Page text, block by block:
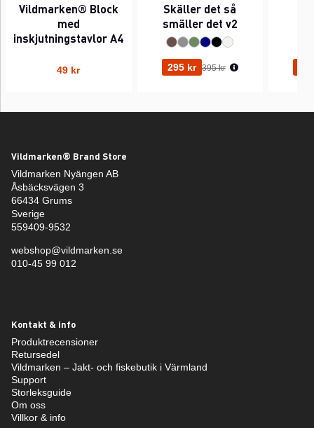
Vildmarken® Block
med
inskjutningstavlor A4
49 kr
Skäller det så
smäller det v2
295 kr Ordinarie pris:
395 kr
Vildmarken® Brand Store
Vildmarken Nyängen AB
Åsbäcksvägen 3
66434 Grums
Sverige
559409-9532
webshop@vildmarken.se
010-45 99 012
Kontakt & info
Produktrecensioner
Retursedel
Vildmarken – Jakt- och fiskebutik i Värmland
Support
Storleksguide
Om oss
Villkor & info